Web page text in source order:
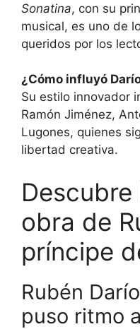
Sonatina, con su
musical, es uno de
queridos por los
¿Cómo influyó
Su estilo innovador
Ramón Jiménez,
Lugones, quienes
libertad creativa.
obra de
príncipe
Rubén
puso ritmo